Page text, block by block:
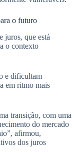
o futuro
juros, que está
o contexto
e dificultam
em ritmo mais
transição, com uma
do mercado
afirmou,
dos juros